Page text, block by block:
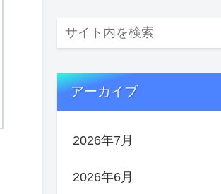
アーカイブ
2026年7月
2026年6月